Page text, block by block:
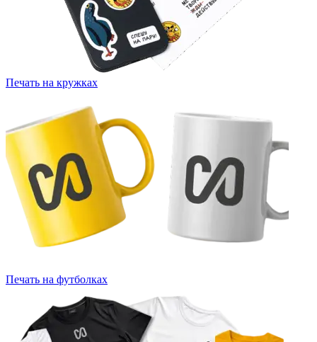
Печать на кружках
Печать на футболках